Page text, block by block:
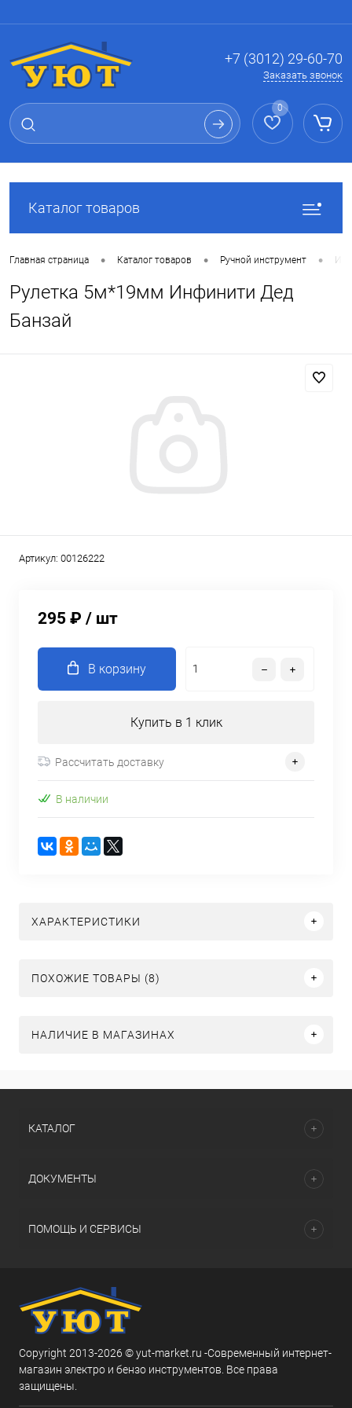
+7 (3012) 29-60-70
Заказать звонок
0
Каталог товаров
Главная страница • Каталог товаров • Ручной инструмент •
Рулетка 5м*19мм Инфинити Дед
Банзай
Артикул: 00126222
295 ₽ / шт
В корзину
Купить в 1 клик
Рассчитать доставку
В наличии
ХАРАКТЕРИСТИКИ
ПОХОЖИЕ ТОВАРЫ (8)
НАЛИЧИЕ В МАГАЗИНАХ
КАТАЛОГ
ДОКУМЕНТЫ
ПОМОЩЬ И СЕРВИСЫ
Copyright 2013-2026 © yut-market.ru -Современный интернет-
магазин электро и бензо инструментов. Все права
защищены.